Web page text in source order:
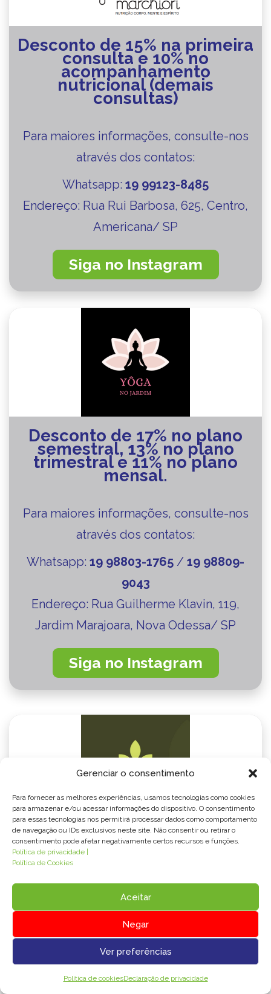
Gerenciar o consentimento
Para fornecer as melhores experiências, usamos tecnologias como cookies
para armazenar e/ou acessar informações do dispositivo. O consentimento
para essas tecnologias nos permitirá processar dados como comportamento
de navegação ou IDs exclusivos neste site. Não consentir ou retirar o
consentimento pode afetar negativamente certos recursos e funções.
Política de privacidade |
Política de Cookies
Aceitar
Negar
Ver preferências
Política de cookiesDeclaração de privacidade
Desconto de 15% na primeira
consulta e 10% no
acompanhamento
nutricional (demais
consultas)
Para maiores informações, consulte-nos
através dos contatos:
Whatsapp: 19 99123-8485
Endereço: Rua Rui Barbosa, 625, Centro,
Americana/ SP
Siga no Instagram
Desconto de 17% no plano
semestral, 13% no plano
trimestral e 11% no plano
mensal.
Para maiores informações, consulte-nos
através dos contatos:
Whatsapp: 19 98803-1765 / 19 98809-
9043
Endereço: Rua Guilherme Klavin, 119,
Jardim Marajoara, Nova Odessa/ SP
Siga no Instagram
Desconto de 20% em
atendimentos
Para maiores informações, consulte-nos
através dos contatos:
Whatsapp:19 99789-0637
Endereço:Rua Rui Barbosa, 625, Centro,
Americana/ SP